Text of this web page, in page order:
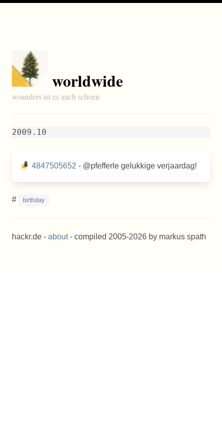
worldwide
woanders ist es auch schoen
2009.10
4847505652 - @pfefferle gelukkige verjaardag!
# birthday
hackr.de - about- compiled 2005-2026 by markus spath